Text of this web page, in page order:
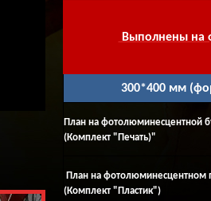
Выполнены на
300*400 мм
План на фотолюминесцентной
(Комплект "Печать)"
План на фотолюминесцентном
(Комплект "Пластик")